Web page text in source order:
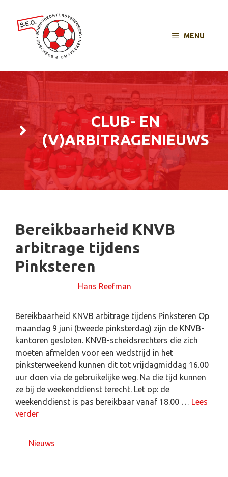
MENU
CLUB- EN
(V)ARBITRAGENIEUWS
Bereikbaarheid KNVB
arbitrage tijdens
Pinksteren
Hans Reefman
Bereikbaarheid KNVB arbitrage tijdens Pinksteren Op
maandag 9 juni (tweede pinksterdag) zijn de KNVB-
kantoren gesloten. KNVB-scheidsrechters die zich
moeten afmelden voor een wedstrijd in het
pinksterweekend kunnen dit tot vrijdagmiddag 16.00
uur doen via de gebruikelijke weg. Na die tijd kunnen
ze bij de weekenddienst terecht. Let op: de
weekenddienst is pas bereikbaar vanaf 18.00 … Lees
verder
Nieuws